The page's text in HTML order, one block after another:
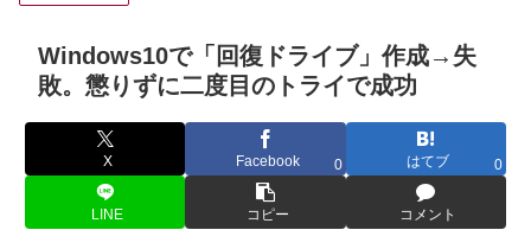
Windows10で「回復ドライブ」作成→失
敗。懲りずに二度目のトライで成功
X Facebook 0 はてブ 0
LINE コピー コメント